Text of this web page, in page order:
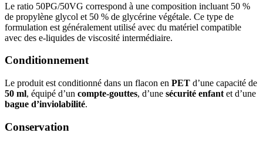
Le ratio 50PG/50VG correspond à une composition incluant 50 %
de propylène glycol et 50 % de glycérine végétale. Ce type de
formulation est généralement utilisé avec du matériel compatible
avec des e-liquides de viscosité intermédiaire.
Conditionnement
Le produit est conditionné dans un flacon en PET d’une capacité de
50 ml, équipé d’un compte-gouttes, d’une sécurité enfant et d’une
bague d’inviolabilité.
Conservation